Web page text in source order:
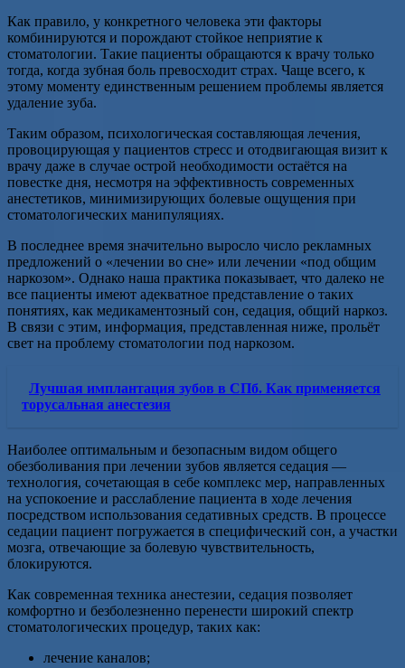
Как правило, у конкретного человека эти факторы
комбинируются и порождают стойкое неприятие к
стоматологии. Такие пациенты обращаются к врачу только
тогда, когда зубная боль превосходит страх. Чаще всего, к
этому моменту единственным решением проблемы является
удаление зуба.
Таким образом, психологическая составляющая лечения,
провоцирующая у пациентов стресс и отодвигающая визит к
врачу даже в случае острой необходимости остаётся на
повестке дня, несмотря на эффективность современных
анестетиков, минимизирующих болевые ощущения при
стоматологических манипуляциях.
В последнее время значительно выросло число рекламных
предложений о «лечении во сне» или лечении «под общим
наркозом». Однако наша практика показывает, что далеко не
все пациенты имеют адекватное представление о таких
понятиях, как медикаментозный сон, седация, общий наркоз.
В связи с этим, информация, представленная ниже, прольёт
свет на проблему стоматологии под наркозом.
Лучшая имплантация зубов в СПб. Как применяется
торусальная анестезия
Наиболее оптимальным и безопасным видом общего
обезболивания при лечении зубов является седация —
технология, сочетающая в себе комплекс мер, направленных
на успокоение и расслабление пациента в ходе лечения
посредством использования седативных средств. В процессе
седации пациент погружается в специфический сон, а участки
мозга, отвечающие за болевую чувствительность,
блокируются.
Как современная техника анестезии, седация позволяет
комфортно и безболезненно перенести широкий спектр
стоматологических процедур, таких как:
лечение каналов;